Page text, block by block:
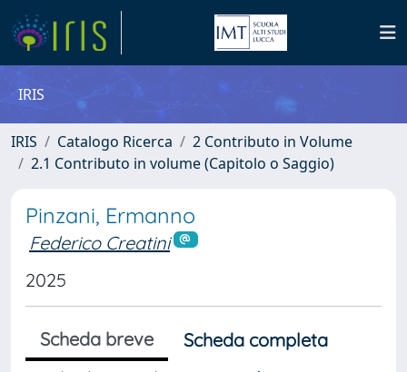
IRIS
IRIS Catalogo Ricerca
2 Contributo in Volume
2.1 Contributo in volume (Capitolo o Saggio)
Pinzani, Ermanno
Federico Creatini
2025
Scheda breve
Scheda completa